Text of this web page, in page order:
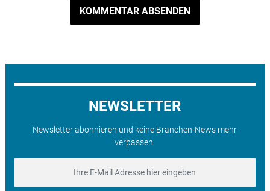
KOMMENTAR ABSENDEN
NEWSLETTER
Newsletter abonnieren und keine Branchen-News mehr
verpassen.